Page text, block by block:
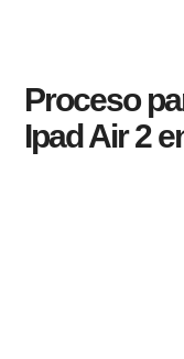
Proceso
Ipad Air 2